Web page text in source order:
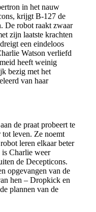
in het nauw
krijgt B-127 de
De robot raakt zwaar
zijn laatste krachten
een eindeloos
Watson verliefd
heeft weinig
bezig met het
van haar
de praat probeert te
leven. Ze noemt
leren elkaar beter
is Charlie weer
de Decepticons.
opgevangen van de
hen – Dropkick en
plannen van de